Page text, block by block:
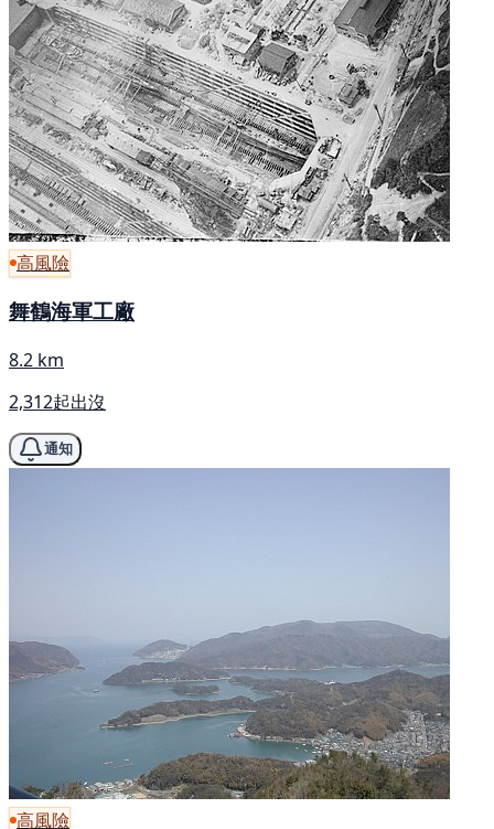
高風險
舞鶴海軍工廠
8.2 km
2,312起出沒
通知
高風險